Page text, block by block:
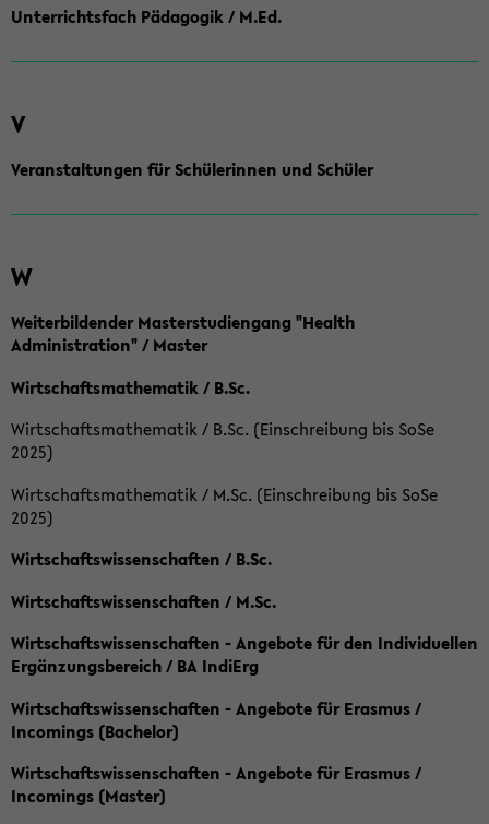
Unterrichtsfach Pädagogik / M.Ed.
V
Veranstaltungen für Schülerinnen und Schüler
W
Weiterbildender Masterstudiengang "Health
Administration" / Master
Wirtschaftsmathematik / B.Sc.
Wirtschaftsmathematik / B.Sc. (Einschreibung bis SoSe
2025)
Wirtschaftsmathematik / M.Sc. (Einschreibung bis SoSe
2025)
Wirtschaftswissenschaften / B.Sc.
Wirtschaftswissenschaften / M.Sc.
Wirtschaftswissenschaften - Angebote für den Individuellen
Ergänzungsbereich / BA IndiErg
Wirtschaftswissenschaften - Angebote für Erasmus /
Incomings (Bachelor)
Wirtschaftswissenschaften - Angebote für Erasmus /
Incomings (Master)